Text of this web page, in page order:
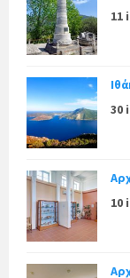
11
30
10